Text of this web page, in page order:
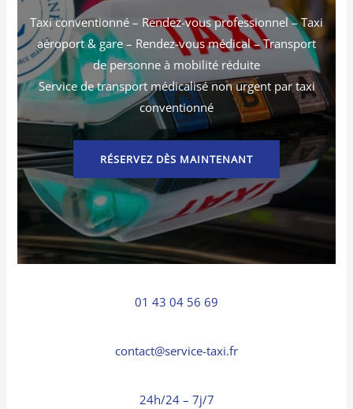
Taxi conventionné – Rendez-vous professionnel – Taxi
aéroport & gare – Rendez-vous médical – Transport
de personne à mobilité réduite
Service de transport médicalisé non urgent par taxi
conventionné
RÉSERVEZ DÈS MAINTENANT
01 43 04 56 69
contact@service-taxi.fr
24h/24 – 7j/7